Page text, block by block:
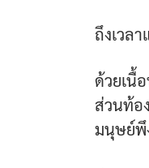
ถึงเวล
ด้วยเนื้
ส่วนท้อ
มนุษย์พึ